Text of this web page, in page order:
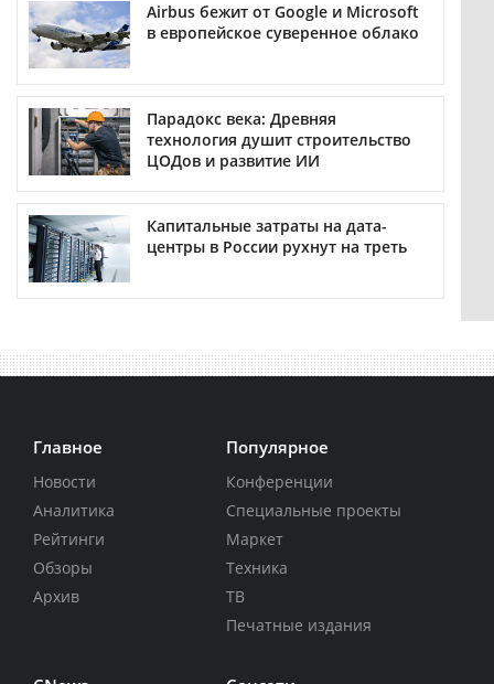
Airbus бежит от Google и Microsoft
в европейское суверенное облако
Парадокс века: Древняя
технология душит строительство
ЦОДов и развитие ИИ
Капитальные затраты на дата-
центры в России рухнут на треть
Главное
Новости
Аналитика
Рейтинги
Обзоры
Архив
Популярное
Конференции
Специальные проекты
Маркет
Техника
ТВ
Печатные издания